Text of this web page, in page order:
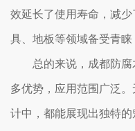
效延长了使用寿命，减
具、地板等领域备受青睐
总的来说，成都防
多优势，应用范围广泛
计中，都能展现出独特